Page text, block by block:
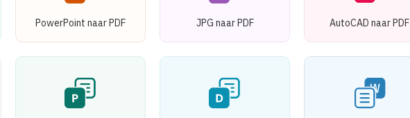
PowerPoint naar PDF JPG naar PDF AutoCAD naar PDF